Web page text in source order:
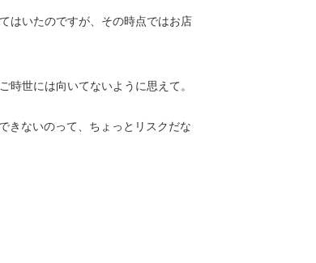
はいたのですが、その時点ではお店
時世には向いてないように思えて。
きないのって、ちょっとリスクだな